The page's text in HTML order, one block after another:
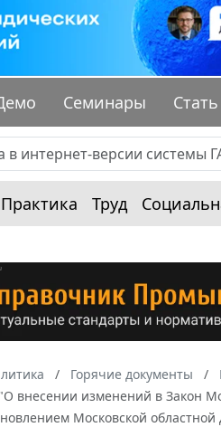
Семинары
Практика Труд
Горячие документы
внесении изменений в Закон
Московской